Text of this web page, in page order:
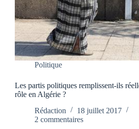
Politique
Les partis politiques remplissent-ils
rôle en Algérie ?
Rédaction
18 juillet 2017
2 commentaires